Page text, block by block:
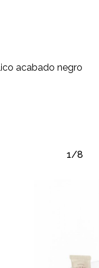
acabado negro
1/8